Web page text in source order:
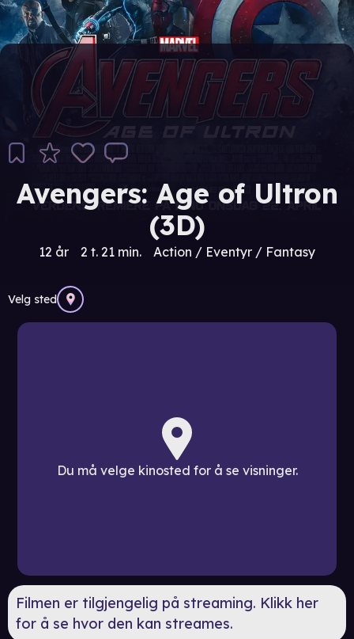
Avengers: Age of Ultron
(3D)
12 år 2 t. 21 min. Action / Eventyr / Fantasy
Velg sted
Du må velge kinosted for å se visninger.
Filmen er tilgjengelig på streaming. Klikk her
for å se hvor den kan streames.